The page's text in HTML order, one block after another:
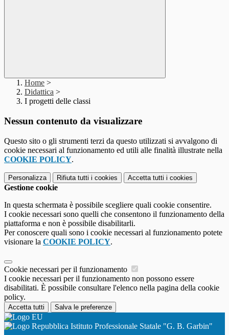
Home >
Didattica >
I progetti delle classi
Nessun contenuto da visualizzare
Questo sito o gli strumenti terzi da questo utilizzati si avvalgono di
cookie necessari al funzionamento ed utili alle finalità illustrate nella
COOKIE POLICY.
Personalizza Rifiuta tutti i cookies Accetta tutti i cookies
Gestione cookie
In questa schermata è possibile scegliere quali cookie consentire.
I cookie necessari sono quelli che consentono il funzionamento della
piattaforma e non è possibile disabilitarli.
Per conoscere quali sono i cookie necessari al funzionamento potete
visionare la COOKIE POLICY.
Cookie necessari per il funzionamento
I cookie necessari per il funzionamento non possono essere
disabilitati. È possibile consultare l'elenco nella pagina della cookie
policy.
Accetta tutti Salva le preferenze
Istituto Professionale Statale "G. B. Garbin"